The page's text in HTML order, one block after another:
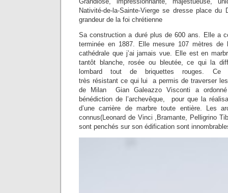
Nativité-de-la-Sainte-Vierge se dresse place du
grandeur de la foi chrétienne
Sa construction a duré plus de 600 ans. Elle a
terminée en 1887. Elle mesure 107 mètres de
cathédrale que j’ai jamais vue. Elle est en
tantôt blanche, rosée ou bleutée, ce qui la
lombard tout de briquettes rouges.
très résistant ce qui lui a permis de traverser
de Milan Gian Galeazzo Visconti a
bénédiction de l’archevêque, pour que la
d’une carrière de marbre toute entière. Les
connus(Leonard de Vinci ,Bramante, Pelligrino
sont penchés sur son édification sont